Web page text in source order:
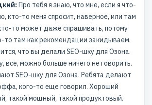
Про тебя я знаю, что мне, если я что-
кто-то меня спросит, наверное, или там
то может даже спрашивать, потому
то там как рекомендации закидываем.
что вы делали SEO-шку для Озона.
все, можно больше ничего не говорить.
SEO-шку для Озона. Ребята делают
кого-то еще говорил. Хороший
такой мощный, такой продуктовый.